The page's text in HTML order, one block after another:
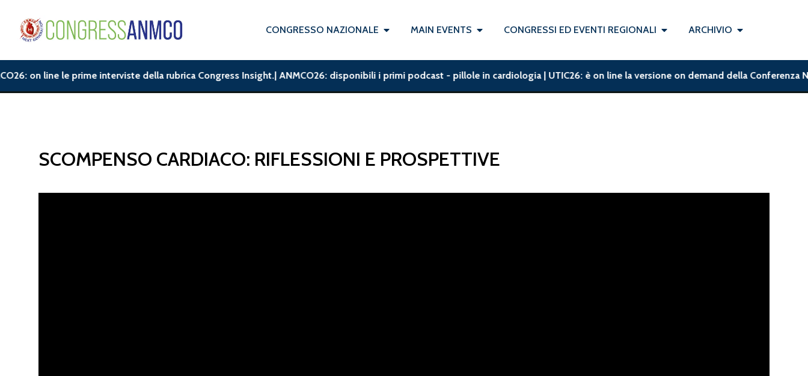
CONGRESSO NAZIONALE MAIN EVENTS CONGRESSI ED EVENTI REGIONALI ARCHIVIO
on line le prime interviste della rubrica Congress Insight.| ANMCO26: disponibili i primi podcast - pillole in cardiologia | UTIC26: è on line la versione on demand della Conferenza
SCOMPENSO CARDIACO: RIFLESSIONI E PROSPETTIVE